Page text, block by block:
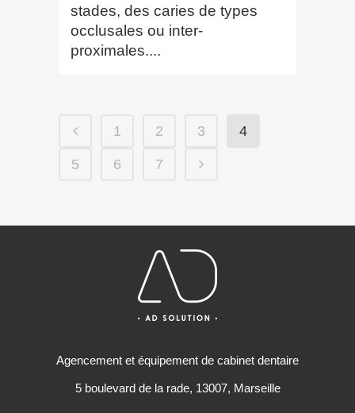
stades, des caries de types
occlusales ou inter-
proximales....
1 2 3 4
5 6 7
Agencement et équipement de cabinet dentaire
5 boulevard de la rade, 13007, Marseille